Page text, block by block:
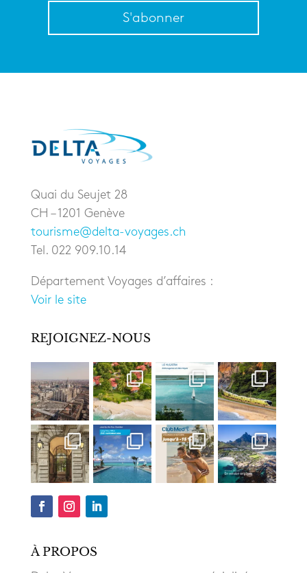
S'abonner
Quai du Seujet 28
CH – 1201 Genève
tourisme@delta-voyages.ch
Tel. 022 909.10.14
Département Voyages d’affaires :
Voir le site
REJOIGNEZ-NOUS
À PROPOS